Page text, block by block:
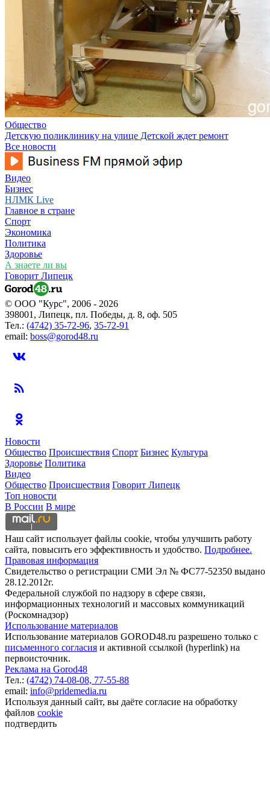
Общество
Детскую поликлинику на улице Детской ждет ремонт
Все новости
Видео
Бизнес
НЛМК Live
Главное в стране
Спорт
Экономика
Политика
Здоровье
А знаете ли вы
Говорит Липецк
© ООО "Курс", 2006 - 2026
398001, Липецк, пл. Победы, д. 8, оф. 505
Тел.: (4742) 35-72-96, 35-72-91
email: boss@gorod48.ru
Новости
Общество Происшествия Спорт Бизнес Культура
Здоровье Политика
Видео
Общество Происшествия Говорит Липецк
Топ новости
В России В мире
Наш сайт использует файлы cookie, чтобы улучшить работу
сайта, повысить его эффективность и удобство. Подробнее.
Правовая информация
Свидетельство о регистрации СМИ Эл № ФС77-52350 выдано
28.12.2012г.
Федеральной службой по надзору в сфере связи,
информационных технологий и массовых коммуникаций
(Роскомнадзор)
Использование материалов
Использование материалов GOROD48.ru разрешено только с
письменного согласия и активной ссылкой (hyperlink) на
первоисточник.
Реклама на Gorod48
Тел.: (4742) 74-08-08, 77-55-88
email: info@pridemedia.ru
Используя данный сайт, вы даёте согласие на обработку
файлов cookie
подтвердить